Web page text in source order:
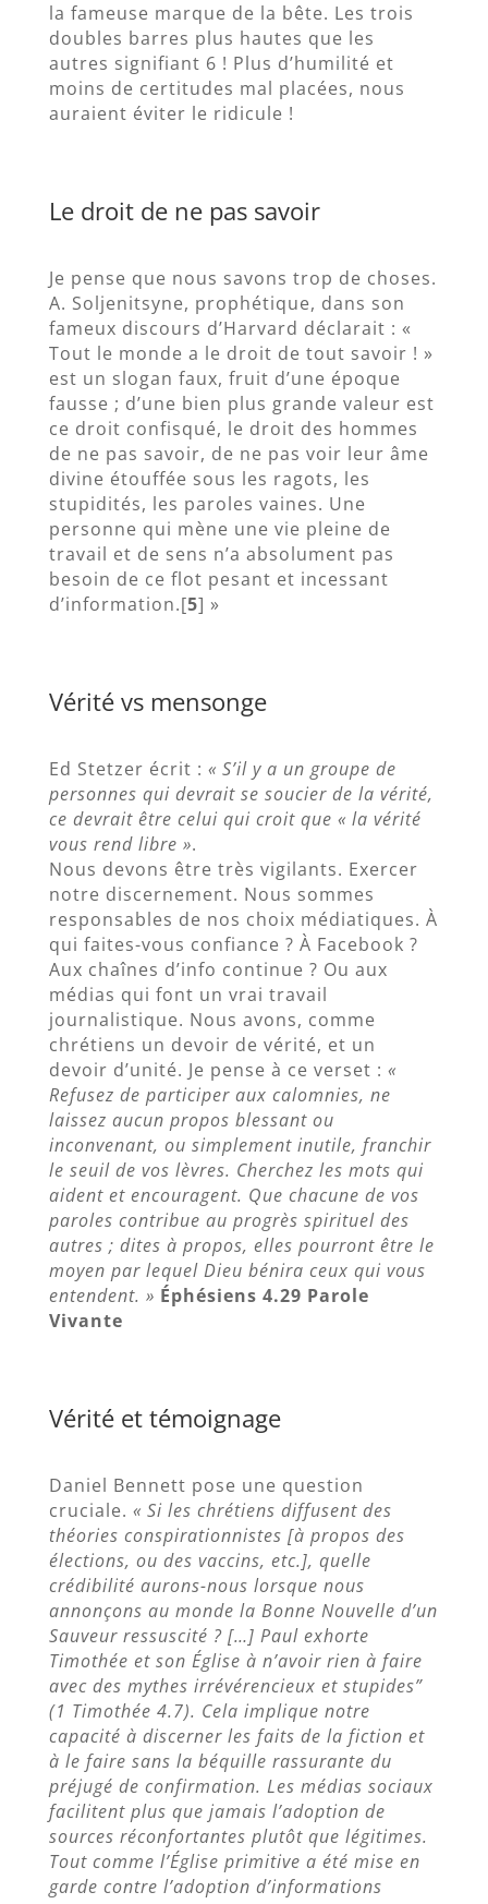
la fameuse marque de la bête. Les trois
doubles barres plus hautes que les
autres signifiant 6 ! Plus d’humilité et
moins de certitudes mal placées, nous
auraient éviter le ridicule !
Le droit de ne pas savoir
Je pense que nous savons trop de choses.
A. Soljenitsyne, prophétique, dans son
fameux discours d’Harvard déclarait : «
Tout le monde a le droit de tout savoir ! »
est un slogan faux, fruit d’une époque
fausse ; d’une bien plus grande valeur est
ce droit confisqué, le droit des hommes
de ne pas savoir, de ne pas voir leur âme
divine étouffée sous les ragots, les
stupidités, les paroles vaines. Une
personne qui mène une vie pleine de
travail et de sens n’a absolument pas
besoin de ce flot pesant et incessant
d’information.[5] »
Vérité vs mensonge
Ed Stetzer écrit : « S’il y a un groupe de
personnes qui devrait se soucier de la vérité,
ce devrait être celui qui croit que « la vérité
vous rend libre ».
Nous devons être très vigilants. Exercer
notre discernement. Nous sommes
responsables de nos choix médiatiques. À
qui faites-vous confiance ? À Facebook ?
Aux chaînes d’info continue ? Ou aux
médias qui font un vrai travail
journalistique. Nous avons, comme
chrétiens un devoir de vérité, et un
devoir d’unité. Je pense à ce verset : «
Refusez de participer aux calomnies, ne
laissez aucun propos blessant ou
inconvenant, ou simplement inutile, franchir
le seuil de vos lèvres. Cherchez les mots qui
aident et encouragent. Que chacune de vos
paroles contribue au progrès spirituel des
autres ; dites à propos, elles pourront être le
moyen par lequel Dieu bénira ceux qui vous
entendent. » Éphésiens 4.29 Parole
Vivante
Vérité et témoignage
Daniel Bennett pose une question
cruciale. « Si les chrétiens diffusent des
théories conspirationnistes [à propos des
élections, ou des vaccins, etc.], quelle
crédibilité aurons-nous lorsque nous
annonçons au monde la Bonne Nouvelle d’un
Sauveur ressuscité ? […] Paul exhorte
Timothée et son Église à n’avoir rien à faire
avec des mythes irrévérencieux et stupides”
(1 Timothée 4.7). Cela implique notre
capacité à discerner les faits de la fiction et
à le faire sans la béquille rassurante du
préjugé de confirmation. Les médias sociaux
facilitent plus que jamais l’adoption de
sources réconfortantes plutôt que légitimes.
Tout comme l’Église primitive a été mise en
garde contre l’adoption d’informations